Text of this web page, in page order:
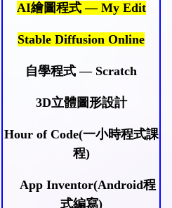
AI繪圖程式— My Edit
Stable Diffusion Online
自學程式 —Scratch
3D立體圖形設計
Hour of Code(一小時程式課
程)
App Inventor(Android程
式編寫)